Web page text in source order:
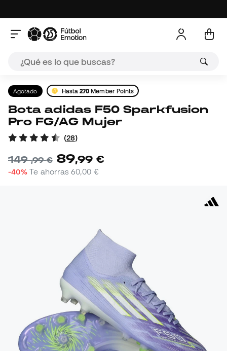
Agotado Hasta270 Member Points
Bota adidas F50 Sparkfusion
Pro FG/AG Mujer
(28)
149,99 € 89,99 €
-40% Te ahorras60,00 €